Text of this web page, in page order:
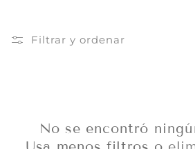
i
Filtrar y ordenar
No se encontró